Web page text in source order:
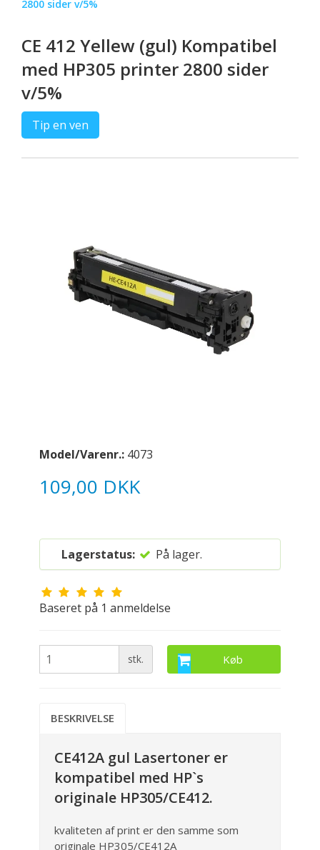
2800 sider v/5%
CE 412 Yellew (gul) Kompatibel
med HP305 printer 2800 sider
v/5%
Tip en ven
Model/Varenr.: 4073
109,00 DKK
Lagerstatus: På lager.
Baseret på 1 anmeldelse
stk. Køb
BESKRIVELSE
CE412A gul Lasertoner er
kompatibel med HP`s
originale HP305/CE412.
kvaliteten af print er den samme som
originale HP305/CE412A